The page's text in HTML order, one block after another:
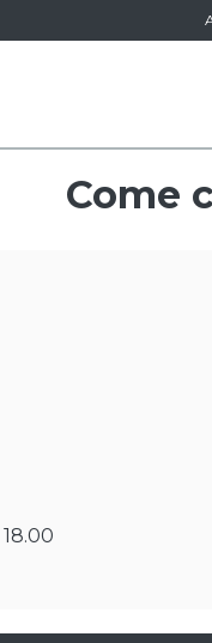
Come
18.00